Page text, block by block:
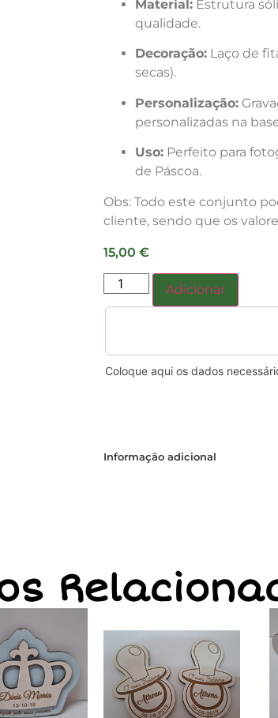
Material: Estrutura
qualidade.
Decoração: Laço de
secas).
Personalização:
personalizadas na
Uso: Perfeito para
de Páscoa.
Obs: Todo este conjunto
cliente, sendo que os
15,00 €
Adicionar
Coloque aqui os dados
Informação adicional